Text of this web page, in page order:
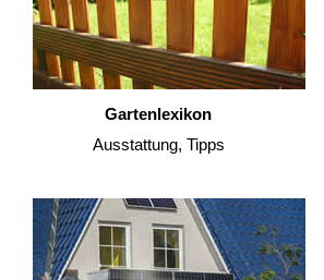
Gartenlexikon
Ausstattung, Tipps